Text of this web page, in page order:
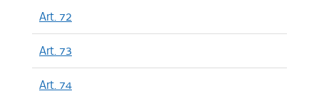
Art. 72
Art. 73
Art. 74